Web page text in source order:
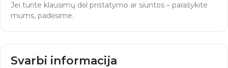
Jei turite klausimų dėl pristatymo ar siuntos – parašykite
mums, padėsime.
Svarbi informacija